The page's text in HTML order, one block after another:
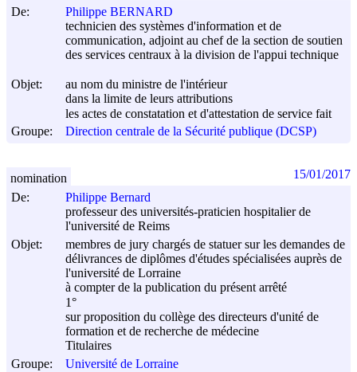
De:
Philippe BERNARD
technicien des systèmes d'information et de
communication, adjoint au chef de la section de soutien
des services centraux à la division de l'appui technique
Objet:
au nom du ministre de l'intérieur
dans la limite de leurs attributions
les actes de constatation et d'attestation de service fait
Groupe:
Direction centrale de la Sécurité publique (DCSP)
De:
Philippe Bernard
professeur des universités-praticien hospitalier de
l'université de Reims
Objet:
membres de jury chargés de statuer sur les demandes de
délivrances de diplômes d'études spécialisées auprès de
l'université de Lorraine
à compter de la publication du présent arrêté
1°
sur proposition du collège des directeurs d'unité de
formation et de recherche de médecine
Titulaires
Groupe:
Université de Lorraine
nomination 15/01/2017